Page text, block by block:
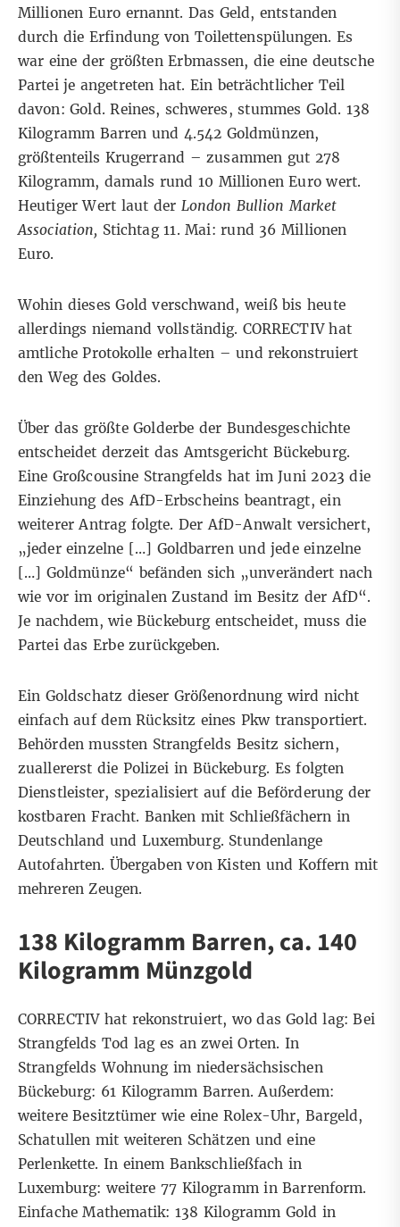
Millionen Euro ernannt. Das Geld, entstanden
durch die Erfindung von Toilettenspülungen. Es
war eine der größten Erbmassen, die eine deutsche
Partei je angetreten hat. Ein beträchtlicher Teil
davon: Gold. Reines, schweres, stummes Gold. 138
Kilogramm Barren und 4.542 Goldmünzen,
größtenteils Krugerrand – zusammen gut 278
Kilogramm, damals rund 10 Millionen Euro wert.
Heutiger Wert laut der London Bullion Market
Association, Stichtag 11. Mai: rund 36 Millionen
Euro.
Wohin dieses Gold verschwand, weiß bis heute
allerdings niemand vollständig. CORRECTIV hat
amtliche Protokolle erhalten – und rekonstruiert
den Weg des Goldes.
Über das größte Golderbe der Bundesgeschichte
entscheidet derzeit das Amtsgericht Bückeburg.
Eine Großcousine Strangfelds hat im Juni 2023 die
Einziehung des AfD-Erbscheins beantragt, ein
weiterer Antrag folgte. Der AfD-Anwalt versichert,
„jeder einzelne […] Goldbarren und jede einzelne
[…] Goldmünze“ befänden sich „unverändert nach
wie vor im originalen Zustand im Besitz der AfD“.
Je nachdem, wie Bückeburg entscheidet, muss die
Partei das Erbe zurückgeben.
Ein Goldschatz dieser Größenordnung wird nicht
einfach auf dem Rücksitz eines Pkw transportiert.
Behörden mussten Strangfelds Besitz sichern,
zuallererst die Polizei in Bückeburg. Es folgten
Dienstleister, spezialisiert auf die Beförderung der
kostbaren Fracht. Banken mit Schließfächern in
Deutschland und Luxemburg. Stundenlange
Autofahrten. Übergaben von Kisten und Koffern mit
mehreren Zeugen.
138 Kilogramm Barren, ca. 140
Kilogramm Münzgold
CORRECTIV hat rekonstruiert, wo das Gold lag: Bei
Strangfelds Tod lag es an zwei Orten. In
Strangfelds Wohnung im niedersächsischen
Bückeburg: 61 Kilogramm Barren. Außerdem:
weitere Besitztümer wie eine Rolex-Uhr, Bargeld,
Schatullen mit weiteren Schätzen und eine
Perlenkette. In einem Bankschließfach in
Luxemburg: weitere 77 Kilogramm in Barrenform.
Einfache Mathematik: 138 Kilogramm Gold in